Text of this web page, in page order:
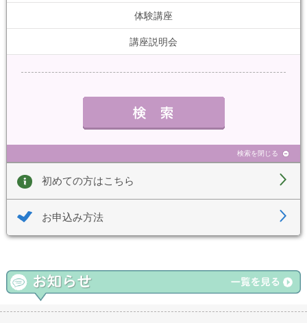
体験講座
講座説明会
検索を閉じる
初めての方はこちら
お申込み方法